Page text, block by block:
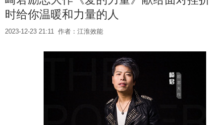
时给你温暖和力量的人
2023-12-23 21:11 作者：江淮效能